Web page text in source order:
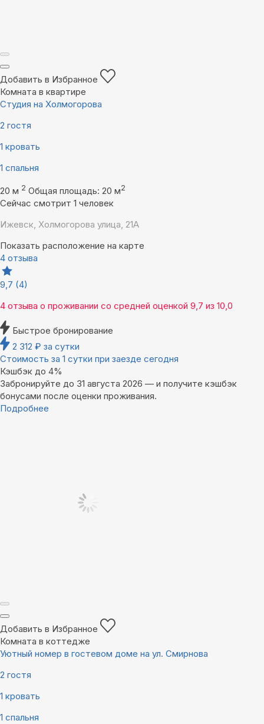
Добавить в Избранное
Комната в квартире
Студия на Холмогорова
2 гостя
1 кровать
1 спальня
20 м 2 Общая площадь: 20 м2
Сейчас смотрит 1 человек
Ижевск, Холмогорова улица, 21А
Показать расположение на карте
4 отзыва
9,7 (4)
4 отзыва о проживании со средней оценкой 9,7 из 10,0
Быстрое бронирование
2 312 ₽ за сутки
Стоимость за 1 сутки при заезде сегодня
Кэшбэк до 4%
Забронируйте до 31 августа 2026 — и получите кэшбэк
бонусами после оценки проживания.
Подробнее
Добавить в Избранное
Комната в коттедже
Уютный номер в гостевом доме на ул. Смирнова
2 гостя
1 кровать
1 спальня